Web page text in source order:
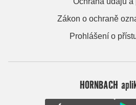
Zákon o ochraně
Prohlášení o
HORNBACH